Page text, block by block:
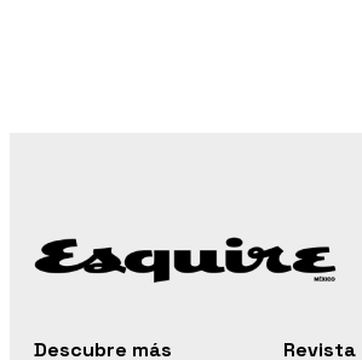
Descubre más
Revista